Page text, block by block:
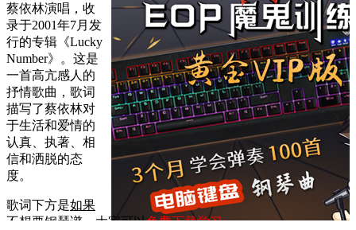
蔡依林演唱，收
录于2001年7月发
行的专辑《Lucky
Number》。这是
一首高亢感人的
抒情歌曲，歌词
描写了蔡依林对
于生活和爱情的
认真、执著、相
信和洒脱的态
度。
歌词下方是如果
不想要钢琴谱 ，大家可以免费下载学习。